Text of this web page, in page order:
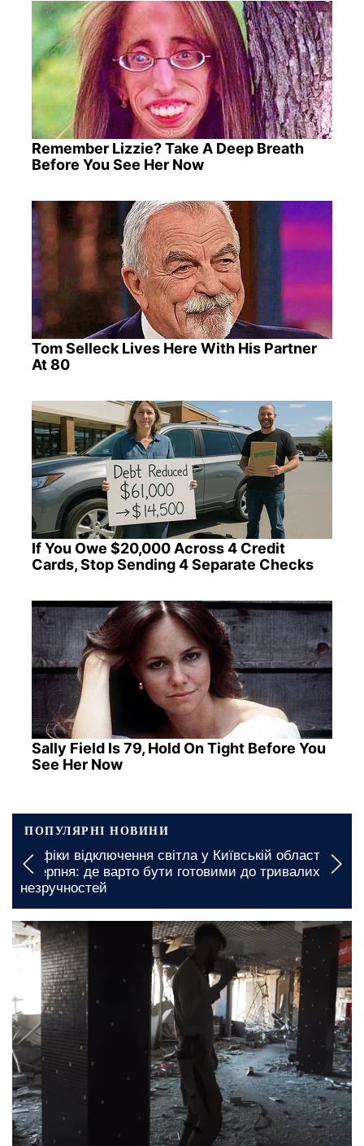
Remember Lizzie? Take A Deep Breath
Before You See Her Now
Tom Selleck Lives Here With His Partner
At 80
If You Owe $20,000 Across 4 Credit
Cards, Stop Sending 4 Separate Checks
Sally Field Is 79, Hold On Tight Before You
See Her Now
ПОПУЛЯРНІ НОВИНИ
Графіки відключення світла у Київській області на
7 серпня: де варто бути готовими до тривалих
незручностей
17 вересня, 17:40